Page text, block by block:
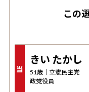
この
当
きい たかし
51歳｜ 立憲民主党
政党役員